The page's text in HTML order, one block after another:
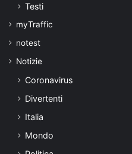
Testi
myTraffic
notest
Notizie
Coronavirus
Divertenti
Italia
Mondo